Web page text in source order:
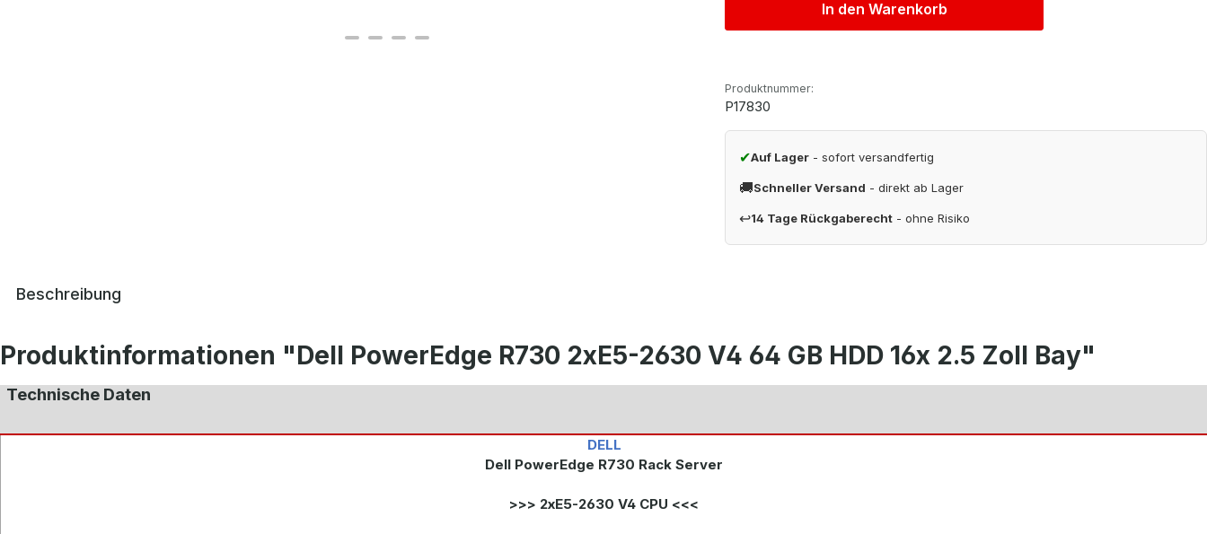
In den Warenkorb
Produktnummer:
P17830
✔Auf Lager - sofort versandfertig
🚚Schneller Versand - direkt ab Lager
↩14 Tage Rückgaberecht - ohne Risiko
Beschreibung
Produktinformationen "Dell PowerEdge R730 2xE5-2630 V4 64 GB HDD 16x 2.5 Zoll Bay"
Technische Daten
DELL
Dell PowerEdge R730 Rack Server
>>> 2xE5-2630 V4 CPU <<<